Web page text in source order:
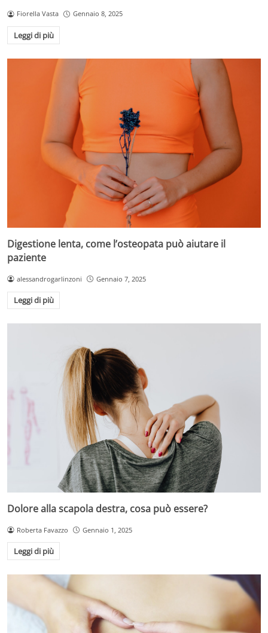
Fiorella Vasta Gennaio 8, 2025
Leggi di più
Digestione lenta, come l’osteopata può aiutare il
paziente
alessandrogarlinzoni Gennaio 7, 2025
Leggi di più
Dolore alla scapola destra, cosa può essere?
Roberta Favazzo Gennaio 1, 2025
Leggi di più